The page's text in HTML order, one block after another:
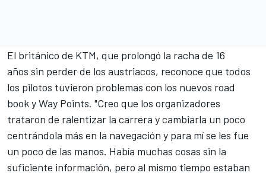
El británico de KTM, que prolongó la racha de 16
años sin perder de los austriacos, reconoce que todos
los pilotos tuvieron problemas con los nuevos road
book y Way Points. "Creo que los organizadores
trataron de ralentizar la carrera y cambiarla un poco
centrándola más en la navegación y para mí se les fue
un poco de las manos. Había muchas cosas sin la
suficiente información, pero al mismo tiempo estaban